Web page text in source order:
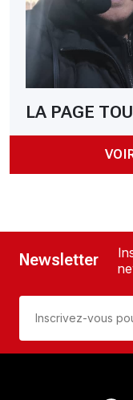
LA PAGE
Newsletter